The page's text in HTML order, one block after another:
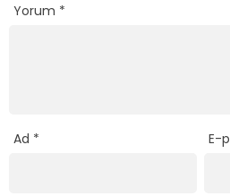
Yorum *
Ad * E-